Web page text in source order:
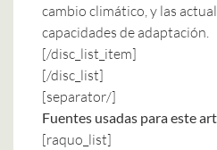
cambio climático, y las
capacidades de adaptación.
[/disc_list_item]
[/disc_list]
[separator/]
Fuentes usadas para este
[raquo_list]